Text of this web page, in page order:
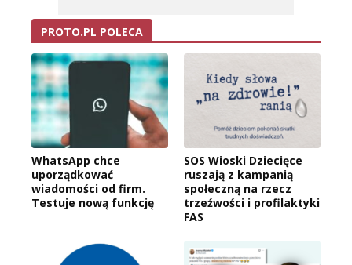
PROTO.PL POLECA
WhatsApp chce
uporządkować
wiadomości od firm.
Testuje nową funkcję
SOS Wioski Dziecięce
ruszają z kampanią
społeczną na rzecz
trzeźwości i profilaktyki
FAS